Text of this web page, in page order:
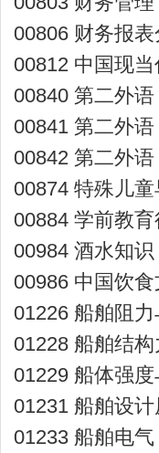
00806 财务报表
00812 中国现
00840 第二外语
00841 第二外语
00842 第二外语
00874 特殊儿
00884 学前教
00984 酒水知识
00986 中国饮
01226 船舶阻
01228 船舶结构
01229 船体强
01231 船舶设计
01233 船舶电气